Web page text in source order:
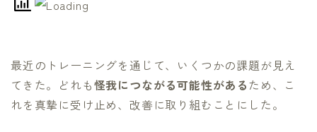
最近のトレーニングを通じて、いくつかの課題が見え
てきた。どれも怪我につながる可能性があるため、こ
れを真摯に受け止め、改善に取り組むことにした。